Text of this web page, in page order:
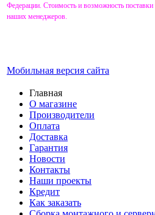
Федерации. Стоимость и возможность поставки
наших менеджеров.
Мобильная версия сайта
Главная
О магазине
Производители
Оплата
Доставка
Гарантия
Новости
Контакты
Наши проекты
Кредит
Как заказать